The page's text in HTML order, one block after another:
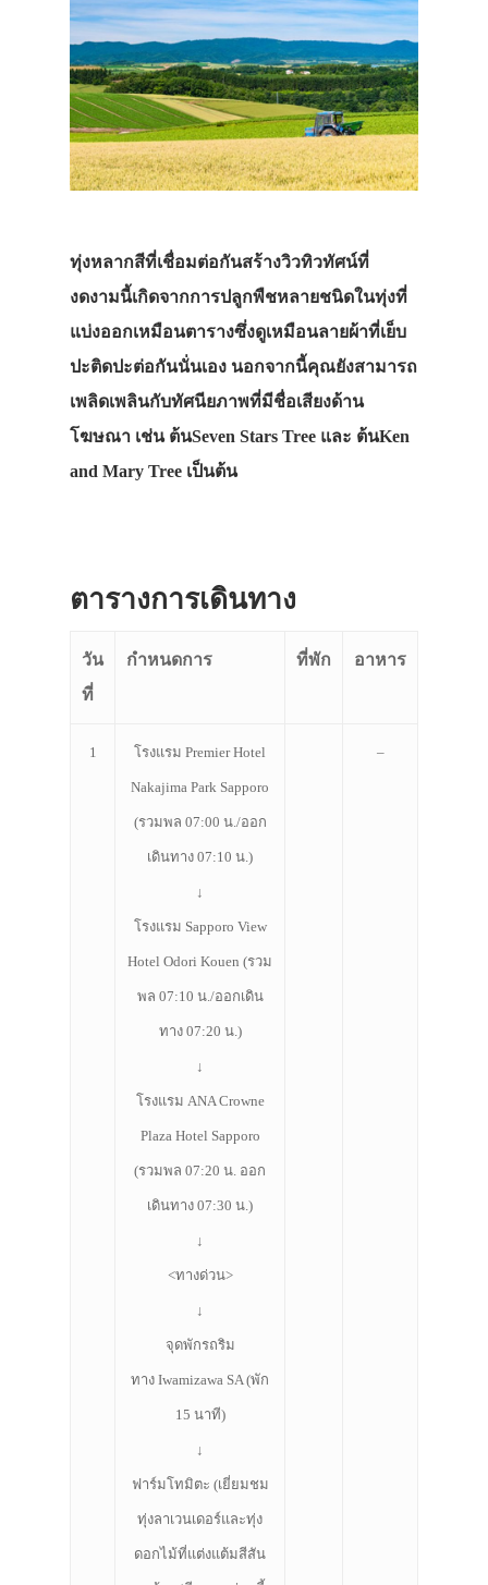
ทุ่งหลากสีที่เชื่อมต่อกันสร้างวิวทิวทัศน์ที่
งดงามนี้เกิดจากการปลูกพืชหลายชนิดในทุ่งที่
แบ่งออกเหมือนตารางซึ่งดูเหมือนลายผ้าที่เย็บ
ปะติดปะต่อกันนั่นเอง นอกจากนี้คุณยังสามารถ
เพลิดเพลินกับทัศนียภาพที่มีชื่อเสียงด้าน
โฆษณา เช่น ต้นSeven Stars Tree และ ต้นKen
and Mary Tree เป็นต้น
ตารางการเดินทาง
วัน
ที่
กำหนดการ ที่พัก อาหาร
1 โรงแรม Premier Hotel
Nakajima Park Sapporo
(รวมพล 07:00 น./ออก
เดินทาง 07:10 น.)
↓
โรงแรม Sapporo View
Hotel Odori Kouen (รวม
พล 07:10 น./ออกเดิน
ทาง 07:20 น.)
↓
โรงแรม ANA Crowne
Plaza Hotel Sapporo
(รวมพล 07:20 น. ออก
เดินทาง 07:30 น.)
↓
<ทางด่วน>
↓
จุดพักรถริม
ทาง Iwamizawa SA (พัก
15 นาที)
↓
ฟาร์มโทมิตะ (เยี่ยมชม
ทุ่งลาเวนเดอร์และทุ่ง
ดอกไม้ที่แต่งแต้มสีสัน
–